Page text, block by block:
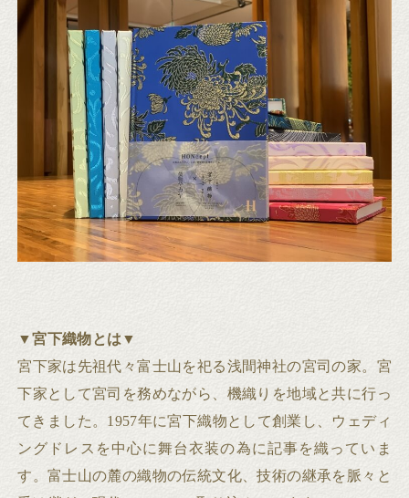
▼宮下織物とは ▼
宮下家は先祖代々富士山を祀る浅間神社の宮司の家。宮
下家として宮司を務めながら、機織りを地域と共に行っ
てきました。1957年に宮下織物として創業し、ウェディ
ングドレスを中心に舞台衣装の為に記事を織っていま
す。富士山の麓の織物の伝統文化、技術の継承を脈々と